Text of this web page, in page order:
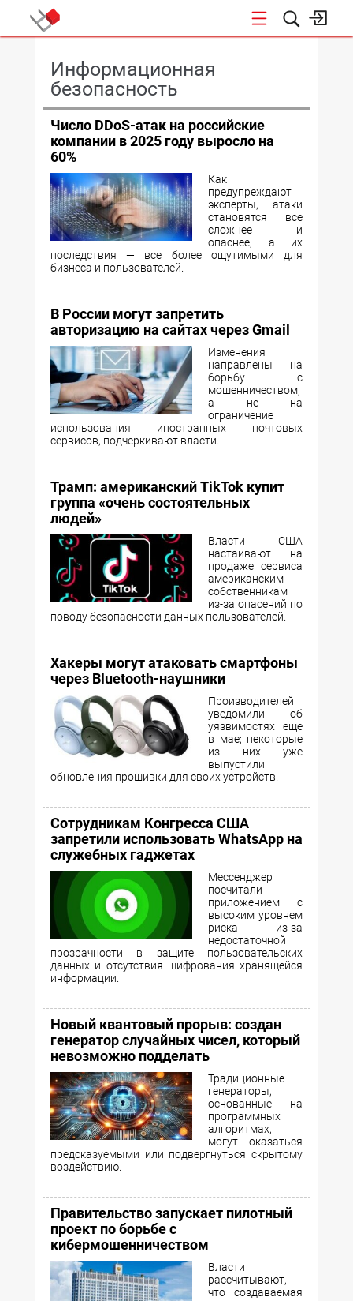
Информационная
безопасность
Число DDoS-атак на российские
компании в 2025 году выросло на
60%
Как
предупреждают
эксперты, атаки
становятся все
сложнее и
опаснее, а их
последствия — все более ощутимыми для
бизнеса и пользователей.
В России могут запретить
авторизацию на сайтах через Gmail
Изменения
направлены на
борьбу с
мошенничеством,
а не на
ограничение
использования иностранных почтовых
сервисов, подчеркивают власти.
Трамп: американский TikTok купит
группа «очень состоятельных
людей»
Власти США
настаивают на
продаже сервиса
американским
собственникам
из-за опасений по
поводу безопасности данных пользователей.
Хакеры могут атаковать смартфоны
через Bluetooth-наушники
Производителей
уведомили об
уязвимостях еще
в мае; некоторые
из них уже
выпустили
обновления прошивки для своих устройств.
Сотрудникам Конгресса США
запретили использовать WhatsApp на
служебных гаджетах
Мессенджер
посчитали
приложением с
высоким уровнем
риска из-за
недостаточной
прозрачности в защите пользовательских
данных и отсутствия шифрования хранящейся
информации.
Новый квантовый прорыв: создан
генератор случайных чисел, который
невозможно подделать
Традиционные
генераторы,
основанные на
программных
алгоритмах,
могут оказаться
предсказуемыми или подвергнуться скрытому
воздействию.
Правительство запускает пилотный
проект по борьбе с
кибермошенничеством
Власти
рассчитывают,
что создаваемая